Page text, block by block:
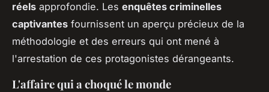
réels approfondie. Les enquêtes criminelles
captivantes fournissent un aperçu précieux de la
méthodologie et des erreurs qui ont mené à
l'arrestation de ces protagonistes dérangeants.
L'affaire qui a choqué le monde